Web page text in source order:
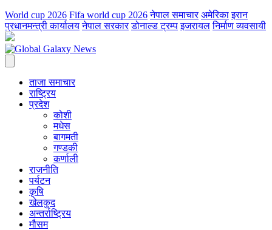
World cup 2026 Fifa world cup 2026 नेपाल समाचार अमेरिका इरान
प्रधानमन्त्री कार्यालय नेपाल सरकार डोनाल्ड ट्रम्प इजरायल निर्माण व्यवसायी
ताजा समाचार
राष्ट्रिय
प्रदेश
कोशी
मधेस
बागमती
गण्डकी
कर्णाली
राजनीति
पर्यटन
कृषि
खेलकुद
अन्तर्राष्ट्रिय
मौसम